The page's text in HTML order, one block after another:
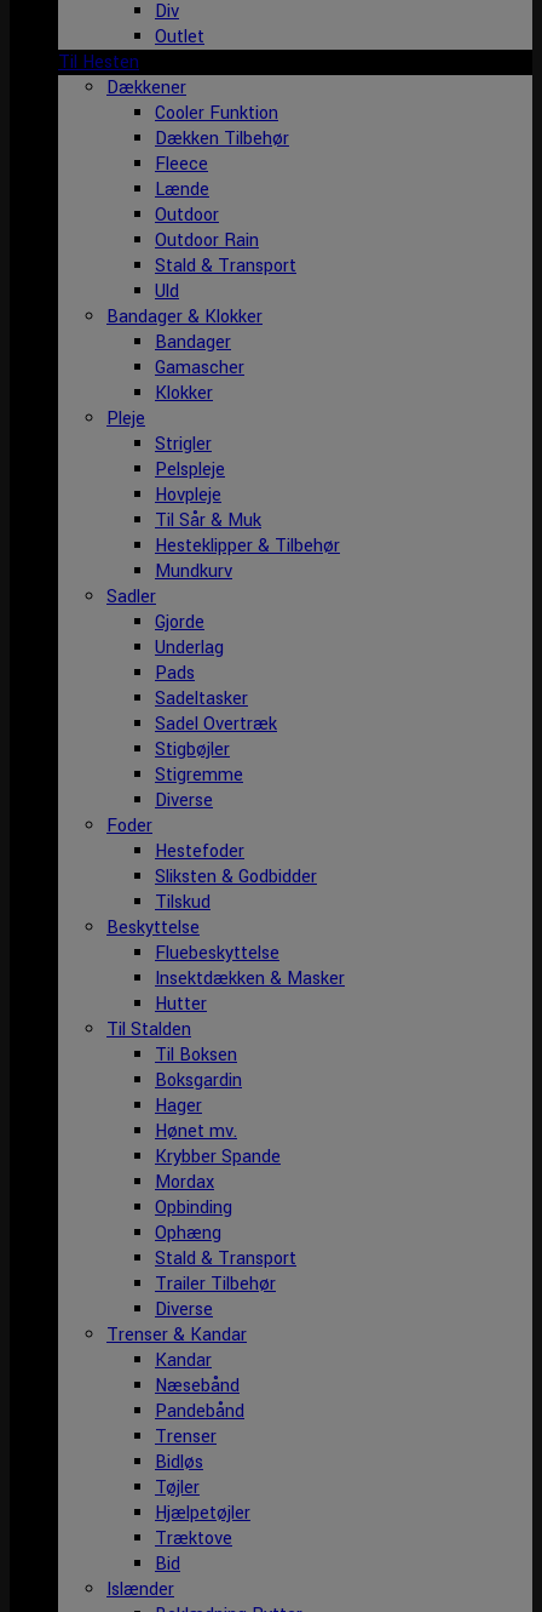
Div
Outlet
Til Hesten
Dækkener
Cooler Funktion
Dækken Tilbehør
Fleece
Lænde
Outdoor
Outdoor Rain
Stald & Transport
Uld
Bandager & Klokker
Bandager
Gamascher
Klokker
Pleje
Strigler
Pelspleje
Hovpleje
Til Sår & Muk
Hesteklipper & Tilbehør
Mundkurv
Sadler
Gjorde
Underlag
Pads
Sadeltasker
Sadel Overtræk
Stigbøjler
Stigremme
Diverse
Foder
Hestefoder
Sliksten & Godbidder
Tilskud
Beskyttelse
Fluebeskyttelse
Insektdækken & Masker
Hutter
Til Stalden
Til Boksen
Boksgardin
Hager
Hønet mv.
Krybber Spande
Mordax
Opbinding
Ophæng
Stald & Transport
Trailer Tilbehør
Diverse
Trenser & Kandar
Kandar
Næsebånd
Pandebånd
Trenser
Bidløs
Tøjler
Hjælpetøjler
Træktove
Bid
Islænder